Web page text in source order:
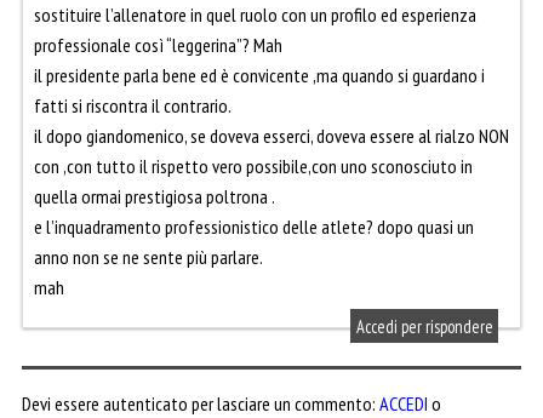
sostituire l’allenatore in quel ruolo con un profilo ed esperienza
professionale così “leggerina”? Mah
il presidente parla bene ed è convicente ,ma quando si guardano i
fatti si riscontra il contrario.
il dopo giandomenico, se doveva esserci, doveva essere al rialzo NON
con ,con tutto il rispetto vero possibile,con uno sconosciuto in
quella ormai prestigiosa poltrona .
e l’inquadramento professionistico delle atlete? dopo quasi un
anno non se ne sente più parlare.
mah
Accedi per rispondere
Devi essere autenticato per lasciare un commento: ACCEDI o